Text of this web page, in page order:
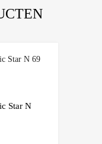
Star N